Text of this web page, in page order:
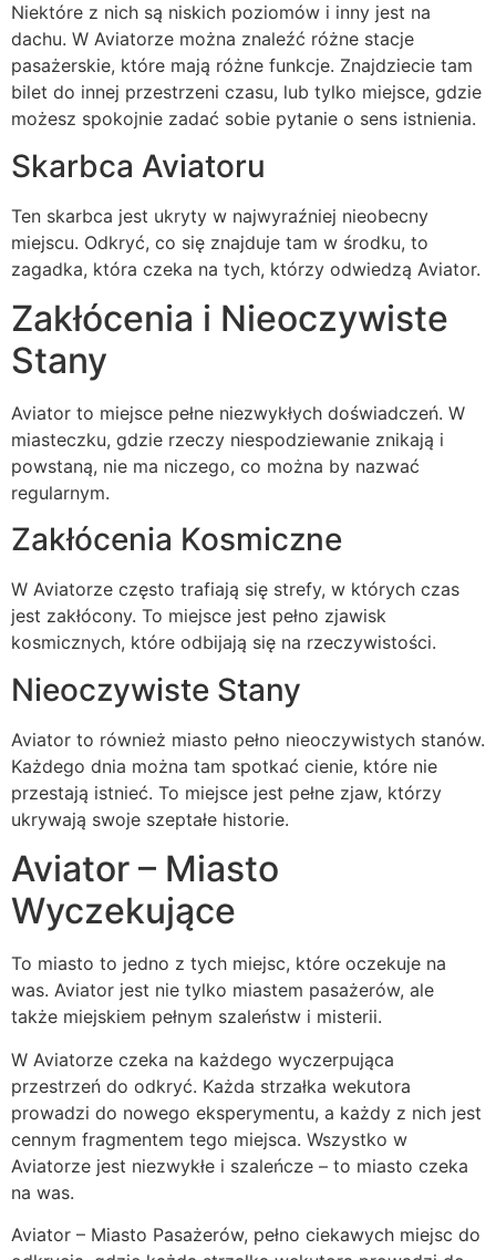
Niektóre z nich są niskich poziomów i inny jest na
dachu. W Aviatorze można znaleźć różne stacje
pasażerskie, które mają różne funkcje. Znajdziecie tam
bilet do innej przestrzeni czasu, lub tylko miejsce, gdzie
możesz spokojnie zadać sobie pytanie o sens istnienia.
Skarbca Aviatoru
Ten skarbca jest ukryty w najwyraźniej nieobecny
miejscu. Odkryć, co się znajduje tam w środku, to
zagadka, która czeka na tych, którzy odwiedzą Aviator.
Zakłócenia i Nieoczywiste
Stany
Aviator to miejsce pełne niezwykłych doświadczeń. W
miasteczku, gdzie rzeczy niespodziewanie znikają i
powstaną, nie ma niczego, co można by nazwać
regularnym.
Zakłócenia Kosmiczne
W Aviatorze często trafiają się strefy, w których czas
jest zakłócony. To miejsce jest pełno zjawisk
kosmicznych, które odbijają się na rzeczywistości.
Nieoczywiste Stany
Aviator to również miasto pełno nieoczywistych stanów.
Każdego dnia można tam spotkać cienie, które nie
przestają istnieć. To miejsce jest pełne zjaw, którzy
ukrywają swoje szeptałe historie.
Aviator – Miasto
Wyczekujące
To miasto to jedno z tych miejsc, które oczekuje na
was. Aviator jest nie tylko miastem pasażerów, ale
także miejskiem pełnym szaleństw i misterii.
W Aviatorze czeka na każdego wyczerpująca
przestrzeń do odkryć. Każda strzałka wekutora
prowadzi do nowego eksperymentu, a każdy z nich jest
cennym fragmentem tego miejsca. Wszystko w
Aviatorze jest niezwykłe i szaleńcze – to miasto czeka
na was.
Aviator – Miasto Pasażerów, pełno ciekawych miejsc do